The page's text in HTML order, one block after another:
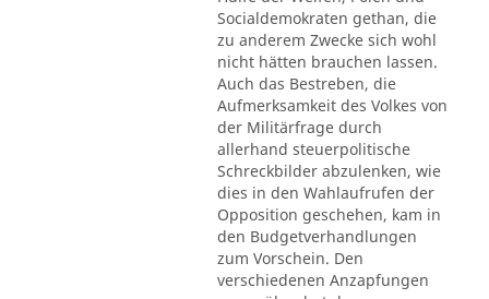
Socialdemokraten gethan, die
zu anderem Zwecke sich wohl
nicht hätten brauchen lassen.
Auch das Bestreben, die
Aufmerksamkeit des Volkes von
der Militärfrage durch
allerhand steuerpolitische
Schreckbilder abzulenken, wie
dies in den Wahlaufrufen der
Opposition geschehen, kam in
den Budgetverhandlungen
zum Vorschein. Den
verschiedenen Anzapfungen